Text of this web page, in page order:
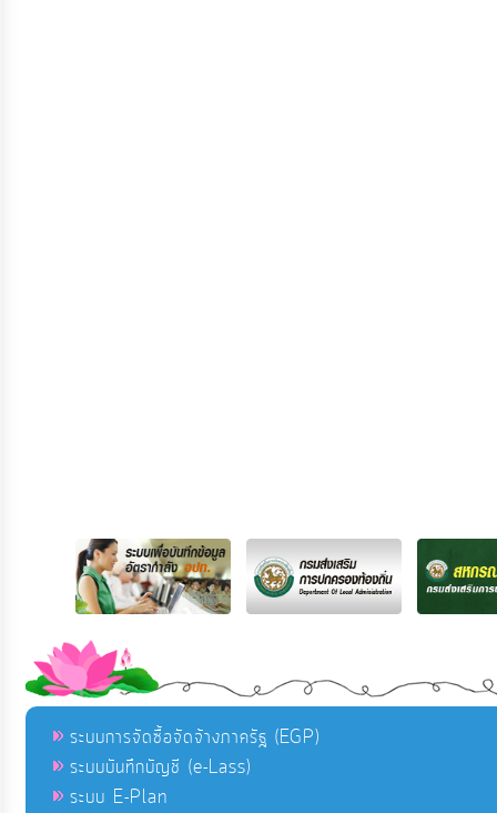
ระบบการจัดซื้อจัดจ้างภาครัฐ (EGP)
ระบบบันทึกบัญชี (e-Lass)
ระบบ E-Plan